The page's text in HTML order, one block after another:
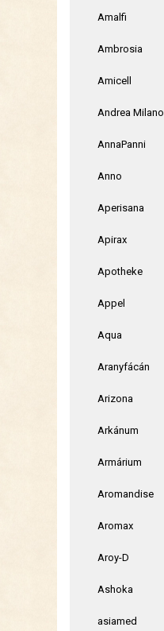
Amalfi
Ambrosia
Amicell
Andrea Milano
AnnaPanni
Anno
Aperisana
Apirax
Apotheke
Appel
Aqua
Aranyfácán
Arizona
Arkánum
Armárium
Aromandise
Aromax
Aroy-D
Ashoka
asiamed